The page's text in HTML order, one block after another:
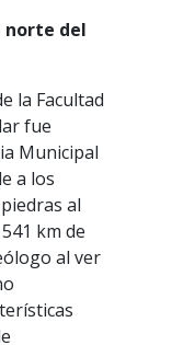
norte del
la Facultad
fue
Municipal
a los
al
km de
al ver